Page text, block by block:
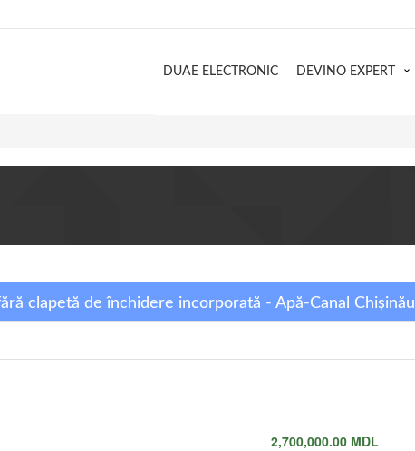
DUAE ELECTRONIC DEVINO EXPERT
clapetă de închidere incorporată - Apă-Canal Chişinău
2,700,000.00 MDL